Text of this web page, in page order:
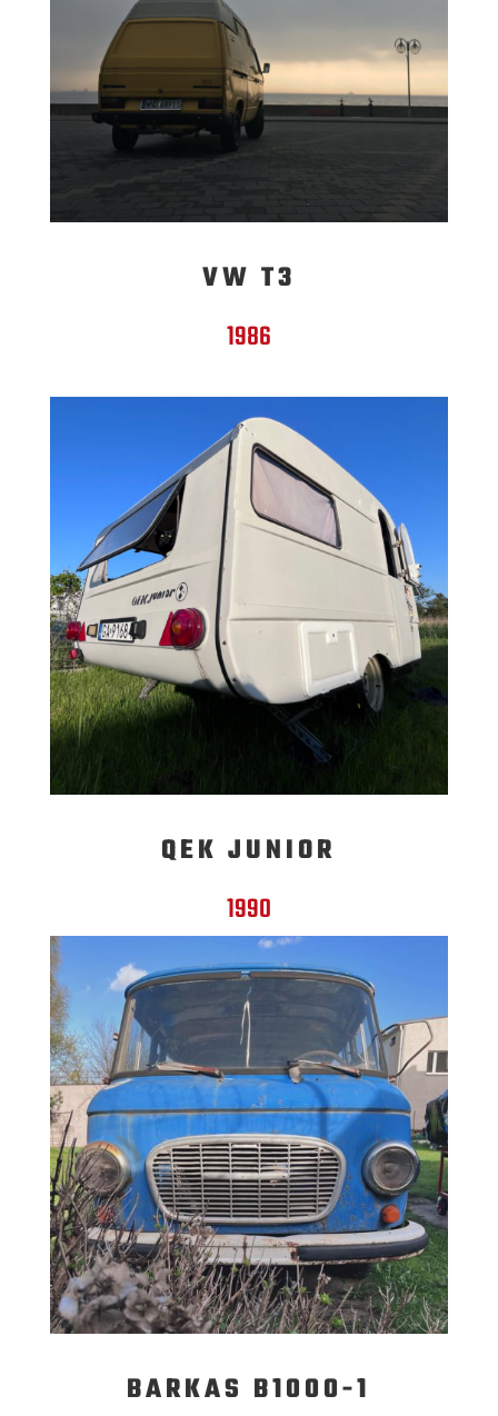
VW T3
1986
QEK JUNIOR
1990
BARKAS B1000-1